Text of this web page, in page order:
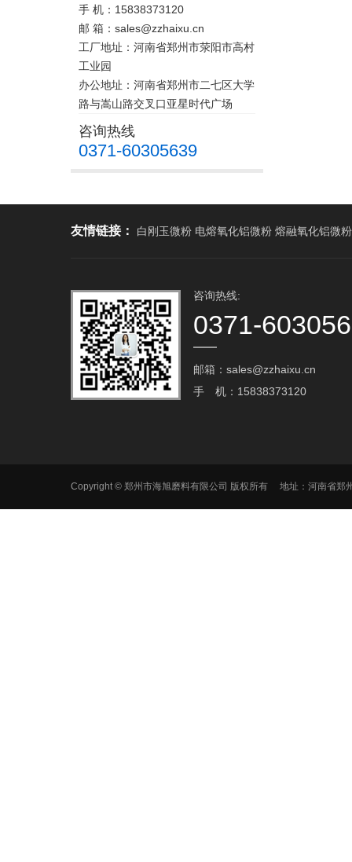
手 机：15838373120
邮 箱：sales@zzhaixu.cn
工厂地址：河南省郑州市荥阳市高村
工业园
办公地址：河南省郑州市二七区大学
路与嵩山路交叉口亚星时代广场
咨询热线
0371-60305639
友情链接： 白刚玉微粉 电熔氧化铝微粉 熔融氧化铝微粉
咨询热线:
0371-
邮箱：sales@zzhaixu.cn
手 机：15838373120
Copyright © 郑州市海旭磨料有限公司 版权所有 地址：河南省